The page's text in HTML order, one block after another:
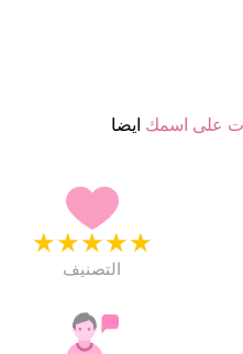
على اسمك ايضا
★
★
★
★
★
التصنيف